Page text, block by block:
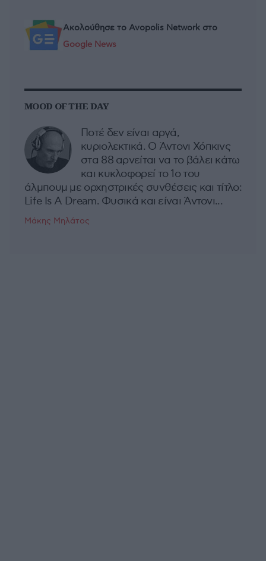
Ακολούθησε το Avopolis Network στο
Google News
MOOD OF THE DAY
Ποτέ δεν είναι αργά,
κυριολεκτικά. Ο Άντονι Χόπκινς
στα 88 αρνείται να το βάλει κάτω
και κυκλοφορεί το 1ο του
άλμπουμ με ορχηστρικές συνθέσεις και τίτλο:
Life Is A Dream. Φυσικά και είναι Άντονι...
Μάκης Μηλάτος